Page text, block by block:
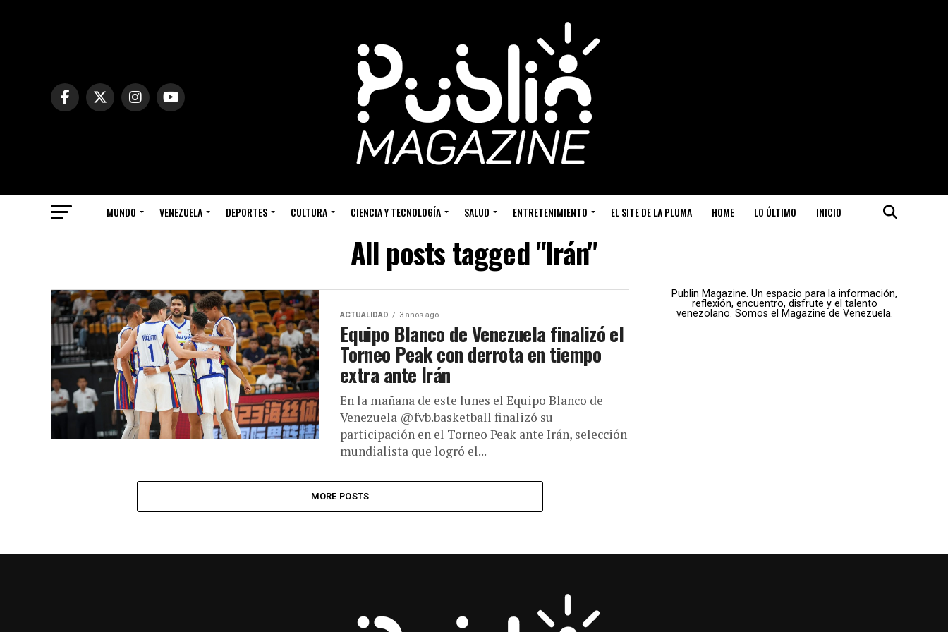
MUNDO VENEZUELA DEPORTES CULTURA CIENCIA Y TECNOLOGÍA SALUD ENTRETENIMIENTO EL SITE DE LA PLUMA HOME LO ÚLTIMO INICIO
All posts tagged "Irán"
ACTUALIDAD 3 años ago
Equipo Blanco de Venezuela finalizó el
Torneo Peak con derrota en tiempo
extra ante Irán
En la mañana de este lunes el Equipo Blanco de
Venezuela @fvb.basketball finalizó su
participación en el Torneo Peak ante Irán, selección
mundialista que logró el...
MORE POSTS
Publin Magazine. Un espacio para la información,
reflexión, encuentro, disfrute y el talento
venezolano. Somos el Magazine de Venezuela.